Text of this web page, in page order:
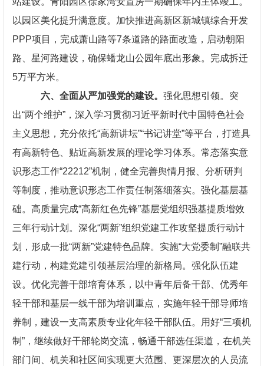
以园区美化提升满意度。加快推进高新区新城镇综合开发
PPP项目，完成萧山路等7条道路的路面改造，启动朝阳
路、星河路建设，确保蟠龙山公园年底出形象。完成拆迁
5万平方米。
六、全面从严加强党的建设。 强化思想引领。突
出“两个维护”，深入学习贯彻习近平新时代中国特色社会
主义思想，充分依托“高新讲坛”“书记讲堂”等平台，打造具
有高新特色、贴近高新发展的理论学习体系。常态落实意
识形态工作“22212”机制，健全完善舆情月报、分析研判
等制度，推动意识形态工作责任制落细落实。强化基层基
础。高质量完成“高新红色先锋”基层党组织强基提质增效
三年行动计划。深化“两新”组织党建工作攻坚提质行动计
划，形成一批“两新”党建特色品牌。实施“大党委制”融联共
建行动，构建党建引领基层治理的新格局。强化队伍建
设。优化完善干部培育体系，以中青年后备干部、优秀年
轻干部和基层一线干部为培训重点，实施年轻干部导师培
养制，建设一支高素质专业化年轻干部队伍。用好“三项机
制”，继续做好干部轮岗交流，畅通干部选任渠道，在机关
部门间、机关和社区间实现更大范围、更深层次的人员流